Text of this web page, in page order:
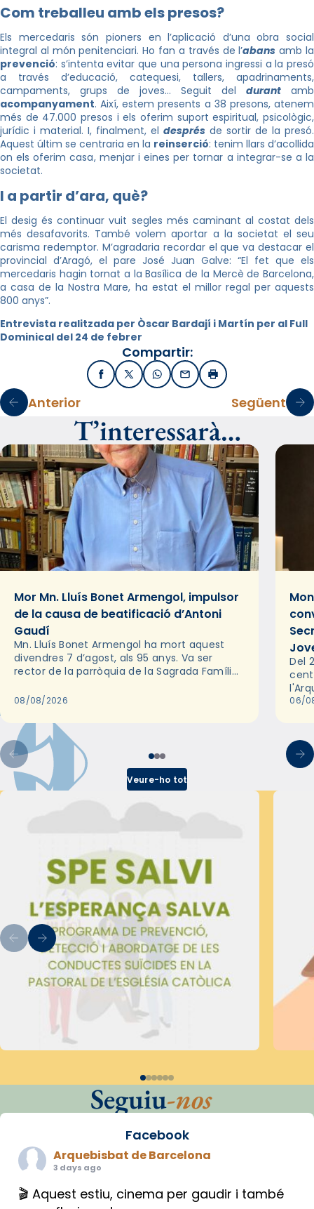
Com treballeu amb els presos?
Els mercedaris són pioners en l’aplicació d’una obra social
integral al món penitenciari. Ho fan a través de l’abans amb la
prevenció: s’intenta evitar que una persona ingressi a la presó
a través d’educació, catequesi, tallers, apadrinaments,
campaments, grups de joves… Seguit del durant amb
acompanyament. Així, estem presents a 38 presons, atenem
més de 47.000 presos i els oferim suport espiritual, psicològic,
jurídic i material. I, finalment, el després de sortir de la presó.
Aquest últim se centraria en la reinserció: tenim llars d’acollida
on els oferim casa, menjar i eines per tornar a integrar-se a la
societat.
I a partir d’ara, què?
El desig és continuar vuit segles més caminant al costat dels
més desafavorits. També volem aportar a la societat el seu
carisma redemptor. M’agradaria recordar el que va destacar el
provincial d’Aragó, el pare José Juan Galve: “El fet que els
mercedaris hagin tornat a la Basílica de la Mercè de Barcelona,
a casa de la Nostra Mare, ha estat el millor regal per aquests
800 anys”.
Entrevista realitzada per Òscar Bardají i Martín per al Full
Dominical del 24 de febrer
Compartir:
FacebookX / TwitterWhatsApp
EmailImprimir
Anterior Següent
T’interessarà…
Mor Mn. Lluís Bonet Armengol, impulsor
de la causa de beatificació d’Antoni
Gaudí
Mn. Lluís Bonet Armengol ha mort aquest
divendres 7 d’agost, als 95 anys. Va ser
rector de la parròquia de la Sagrada Família
2018,…
08/08/2026
Del
les
06/
Veure-ho tot
Seguiu-nos
Facebook
Arquebisbat de Barcelona
3 days ago
🎬 Aquest estiu, cinema per gaudir i també